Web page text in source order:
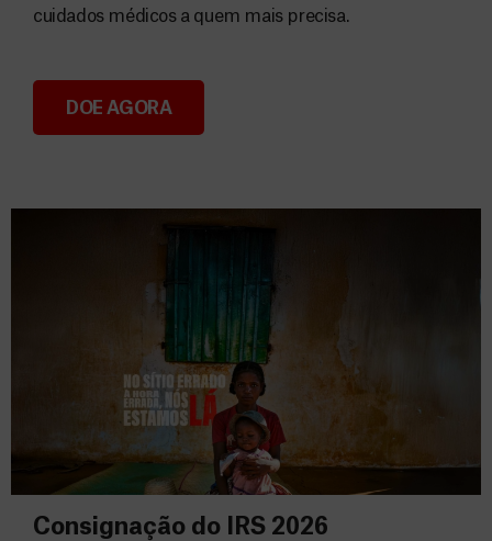
Donativos
cuidados médicos a quem mais precisa.
DOE AGORA
Consignação do IRS 2026